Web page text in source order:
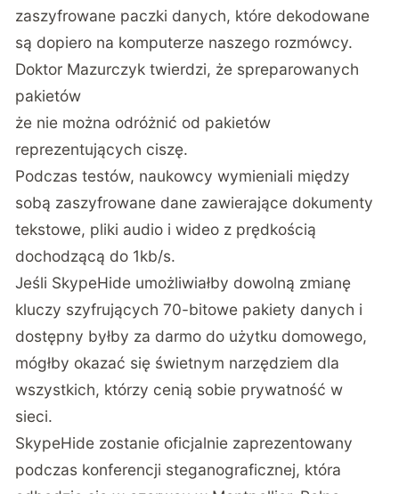
zaszyfrowane paczki danych, które dekodowane
są dopiero na komputerze naszego rozmówcy.
Doktor Mazurczyk twierdzi, że spreparowanych
pakietów
że nie można odróżnić od pakietów
reprezentujących ciszę.
Podczas testów, naukowcy wymieniali między
sobą zaszyfrowane dane zawierające dokumenty
tekstowe, pliki audio i wideo z prędkością
dochodzącą do 1kb/s.
Jeśli SkypeHide umożliwiałby dowolną zmianę
kluczy szyfrujących 70-bitowe pakiety danych i
dostępny byłby za darmo do użytku domowego,
mógłby okazać się świetnym narzędziem dla
wszystkich, którzy cenią sobie prywatność w
sieci.
SkypeHide zostanie oficjalnie zaprezentowany
podczas konferencji steganograficznej, która